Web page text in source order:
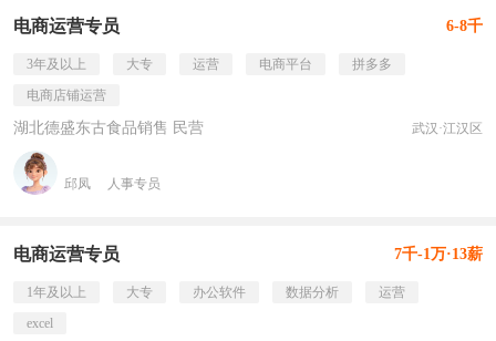
电商运营专员 6-8千
3年及以上 大专 运营 电商平台
拼多多
电商店铺运营
湖北德盛东古食品销售 民营 武汉·江汉区
邱凤 人事专员
电商运营专员 7千-1万·13薪
1年及以上 大专 办公软件 数据分析
运营
excel